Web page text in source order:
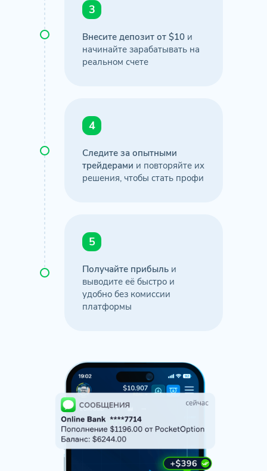
3
Внесите депозит от $10 и
начинайте зарабатывать на
реальном счете
4
Следите за опытными
трейдерами и повторяйте их
решения, чтобы стать профи
5
Получайте прибыль и
выводите её быстро и
удобно без комиссии
платформы